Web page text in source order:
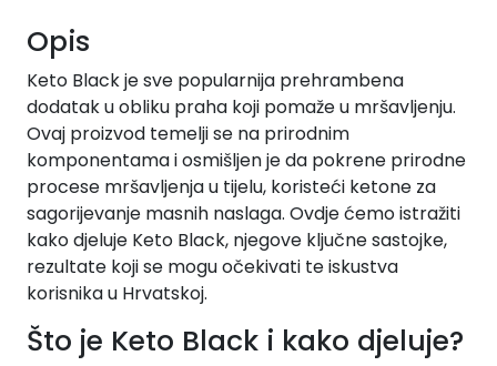
Opis
Keto Black je sve popularnija prehrambena
dodatak u obliku praha koji pomaže u mršavljenju.
Ovaj proizvod temelji se na prirodnim
komponentama i osmišljen je da pokrene prirodne
procese mršavljenja u tijelu, koristeći ketone za
sagorijevanje masnih naslaga. Ovdje ćemo istražiti
kako djeluje Keto Black, njegove ključne sastojke,
rezultate koji se mogu očekivati te iskustva
korisnika u Hrvatskoj.
Što je Keto Black i kako djeluje?